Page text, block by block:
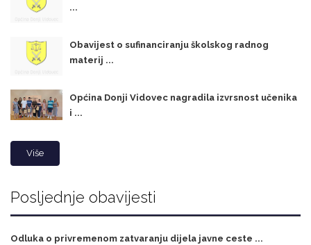
...
Obavijest o sufinanciranju školskog radnog
materij ...
Općina Donji Vidovec nagradila izvrsnost učenika
i ...
Više
Posljednje obavijesti
Odluka o privremenom zatvaranju dijela javne ceste ...